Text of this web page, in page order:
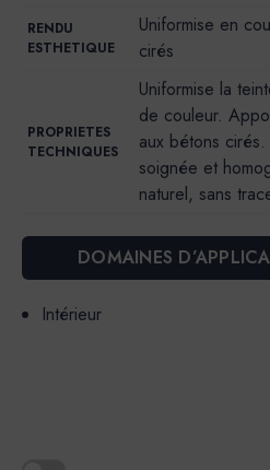
RENDU
ESTHETIQUE
Uniformise en
cirés
PROPRIETES
TECHNIQUES
Uniformise la
de couleur.
aux bétons
soignée et
naturel, sans
DOMAINES
Intérieur